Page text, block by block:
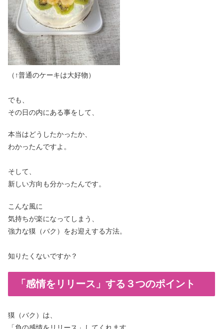
（↑普通のケーキは大好物）
でも、
その日の内にある事をして、
本当はどうしたかったか、
わかったんですよ。
そして、
新しい方向も分かったんです。
こんな風に
気持ちが楽になってしまう、
強力な獏（バク）をお迎えする方法。
知りたくないですか？
「感情をリリース」する３つのポイント
獏（バク）は、
「負の感情をリリース」してくれます。